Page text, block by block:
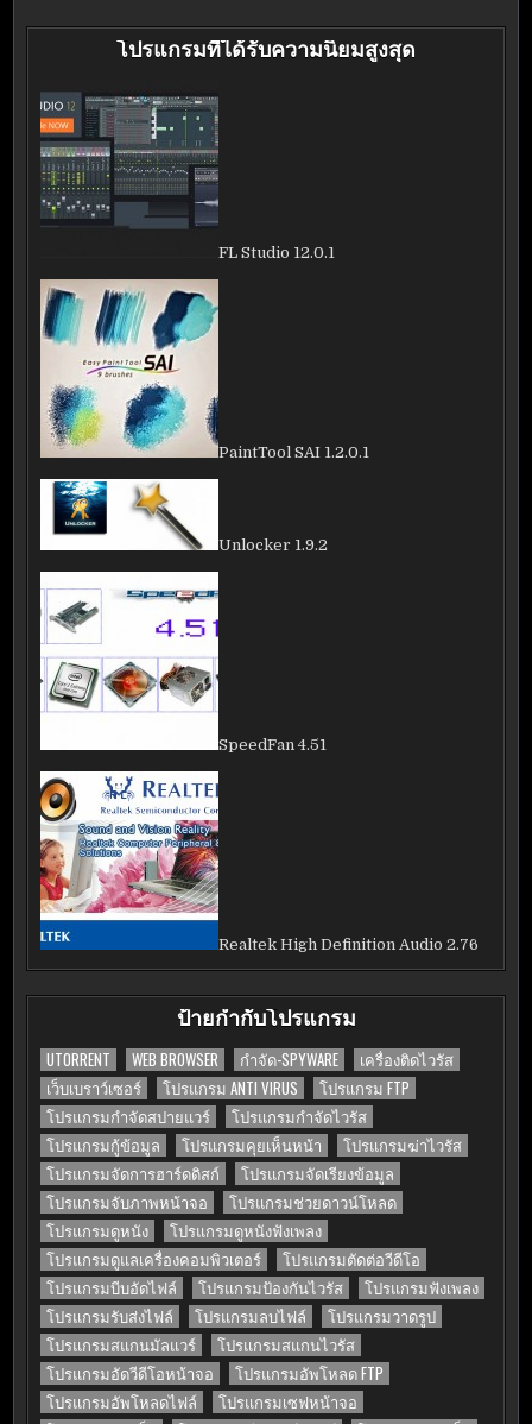
โปรแกรมที่ได้รับความนิยมสูงสุด
FL Studio 12.0.1
PaintTool SAI 1.2.0.1
Unlocker 1.9.2
SpeedFan 4.51
Realtek High Definition Audio 2.76
ป้ายกำกับโปรแกรม
UTORRENT WEB BROWSER กำจัด-SPYWARE
เครื่องติดไวรัส
เว็บเบราว์เซอร์
โปรแกรม ANTI VIRUS
โปรแกรม FTP
โปรแกรมกำจัดสปายแวร์
โปรแกรมกำจัดไวรัส
โปรแกรมกู้ข้อมูล
โปรแกรมคุยเห็นหน้า
โปรแกรมฆ่าไวรัส
โปรแกรมจัดการฮาร์ดดิสก์
โปรแกรมจัดเรียงข้อมูล
โปรแกรมจับภาพหน้าจอ
โปรแกรมช่วยดาวน์โหลด
โปรแกรมดูหนัง
โปรแกรมดูหนังฟังเพลง
โปรแกรมดูแลเครื่องคอมพิวเตอร์
โปรแกรมตัดต่อวีดีโอ
โปรแกรมบีบอัดไฟล์
โปรแกรมป้องกันไวรัส
โปรแกรมฟังเพลง
โปรแกรมรับส่งไฟล์
โปรแกรมลบไฟล์
โปรแกรมวาดรูป
โปรแกรมสแกนมัลแวร์
โปรแกรมสแกนไวรัส
โปรแกรมอัดวีดีโอหน้าจอ
โปรแกรมอัพโหลด FTP
โปรแกรมอัพโหลดไฟล์
โปรแกรมเซฟหน้าจอ